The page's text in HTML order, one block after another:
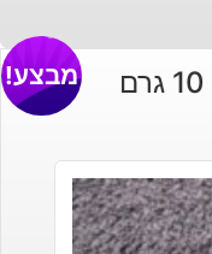
מבצע!